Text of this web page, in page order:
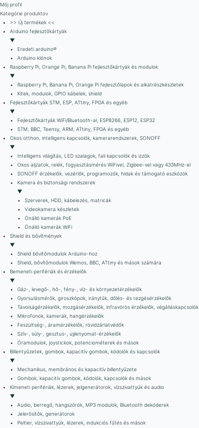
Môj profil
Kategórie produktov
>> Új termékek <<
Arduino fejlesztőkártyák
▼
Eredeti arduino®
Arduino klónok
Raspberry Pi, Orange Pi, Banana Pi fejlesztőkártyák és modulok
▼
Raspberry Pi, Banana Pi, Orange Pi fejlesztőlapok és alkatrészkészletek
Kitek, modulok, GPIO kábelek, shield
Fejlesztőkártyák STM, ESP, ATtiny, FPGA és egyéb
▼
Fejlesztőkártyák WiFi/Bluetooth-al, ESP8266, ESP12, ESP32
STM, BBC, Teensy, ARM, ATtiny, FPGA és egyéb
Okos otthon, intelligens kapcsolók, kamerarendszerek, SONOFF
▼
Intelligens világítás, LED szalagok, fali kapcsolók és izzók
Okos aljzatok, relék, fogyasztásmérés WiFivel, Zigbee-vel vagy 433MHz-el
SONOFF érzékelők, vezérlők, programozók, hidak és támogató eszközök
Kamera és biztonsági rendszerek
▼
Szerverek, HDD, kábelezés, matricák
Videokamera készletek
Önálló kamerák PoE
Önálló kamerák WiFi
Shield és bővítmények
▼
Shield bővítőmodulok Arduino-hoz
Shield, bővítőmodulok Wemos, BBC, ATtiny és mások számára
Bemeneti perifériák és érzékelők
▼
Gáz-, levegő-, hő-, fény-, víz- és környezetérzékelők
Gyorsulásmérők, giroszkópok, iránytűk, dőlés- és rezgésérzékelők
Távolságérzékelők, mozgásérzékelők, infravörös érzékelők, végálláskapcsolók
Mikrofonok, kamerák, hangérzékelők
Feszültség-, áramérzékelők, rövidzárlatvédők
Szív-, súly-, gesztus-, ujjlenyomat-érzékelők
Óramodulok, joystickok, potenciométerek és mások
Billentyűzetek, gombok, kapacitív gombok, kódolók és kapcsolók
▼
Mechanikus, membrános és kapacitív billentyűzete
Gombok, kapacitív gombok, kódolók, kapcsolók és mások
Kimeneti perifériák, lézerek, jelgenerátorok, vízszivattyúk és audio
▼
Audio, berregő, hangszórók, MP3 modulok, Bluetooth dekóderek
Jelerősítők, generátorok
Peltier, vízszivattyúk, lézerek, indukciós fűtés és mások